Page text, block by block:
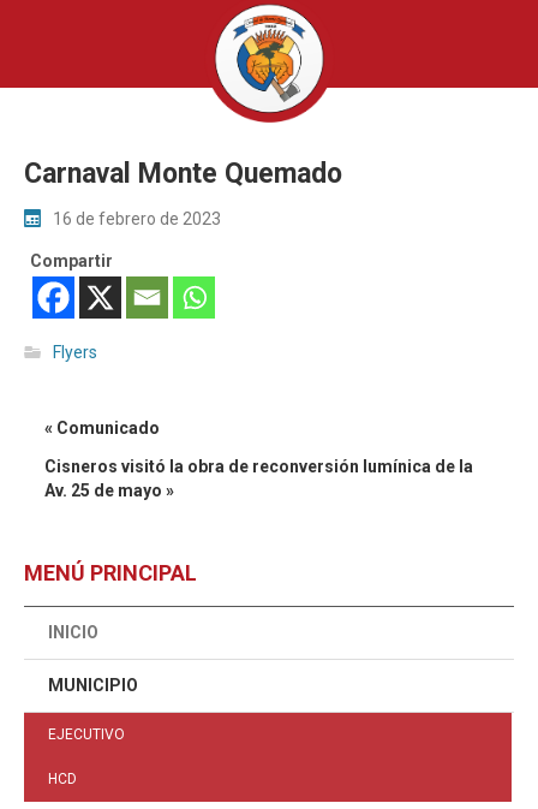
Carnaval Monte Quemado
16 de febrero de 2023
Compartir
Flyers
« Comunicado
Cisneros visitó la obra de reconversión lumínica de la
Av. 25 de mayo »
MENÚ PRINCIPAL
INICIO
MUNICIPIO
EJECUTIVO
HCD